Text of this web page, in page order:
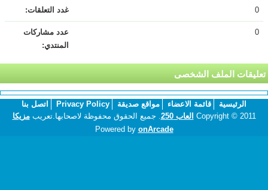
غدد التعلقات: 0
عدد مشاركات
المنتدي:
0
تعليقات الملف الشخصى
الرئيسية قائمة الاعضاء مواقع صديقة Privacy Policy
اتصل بنا
Copyright © 2011 العاب 250 . جميع الحقوق محفوظة لاصحابها.تعريبمزيكا
Powered by onArcade